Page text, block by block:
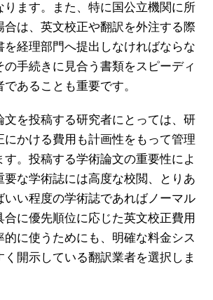
ります。また、特に国公立機関に所
合は、英文校正や翻訳を外注する際
を経理部門へ提出しなければならな
の手続きに見合う書類をスピーディ
あることも重要です。
文を投稿する研究者にとっては、研
にかける費用も計画性をもって管理
。投稿する学術論文の重要性によ
要な学術誌には高度な校閲、とりあ
いい程度の学術誌であればノーマル
合に優先順位に応じた英文校正費用
的に使うためにも、明確な料金シス
く開示している翻訳業者を選択しま